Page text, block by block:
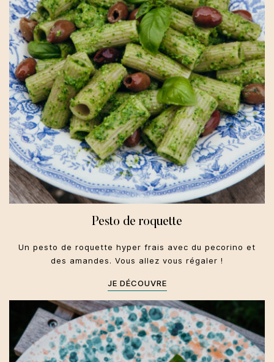
Pesto de roquette
Un pesto de roquette hyper frais avec du pecorino et
des amandes. Vous allez vous régaler !
JE DÉCOUVRE
Toscane
Primi